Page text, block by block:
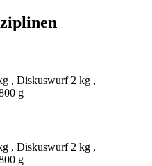
, Diskuswurf 2 kg ,
g
, Diskuswurf 2 kg ,
g